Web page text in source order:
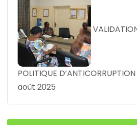
POLITIQUE
août 2025